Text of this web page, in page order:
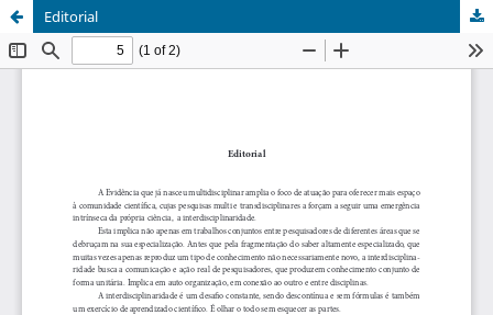
Editorial